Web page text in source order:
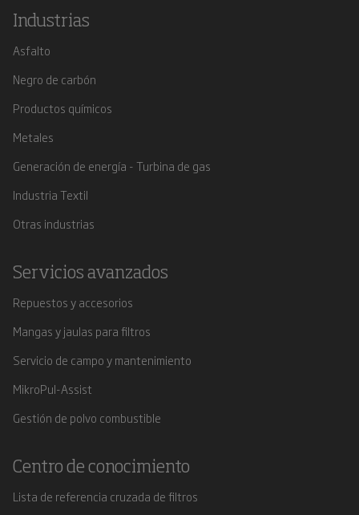
Industrias
Asfalto
Negro de carbón
Productos químicos
Metales
Generación de energía - Turbina de gas
Industria Textil
Otras industrias
Servicios avanzados
Repuestos y accesorios
Mangas y jaulas para filtros
Servicio de campo y mantenimiento
MikroPul-Assist
Gestión de polvo combustible
Centro de conocimiento
Lista de referencia cruzada de filtros